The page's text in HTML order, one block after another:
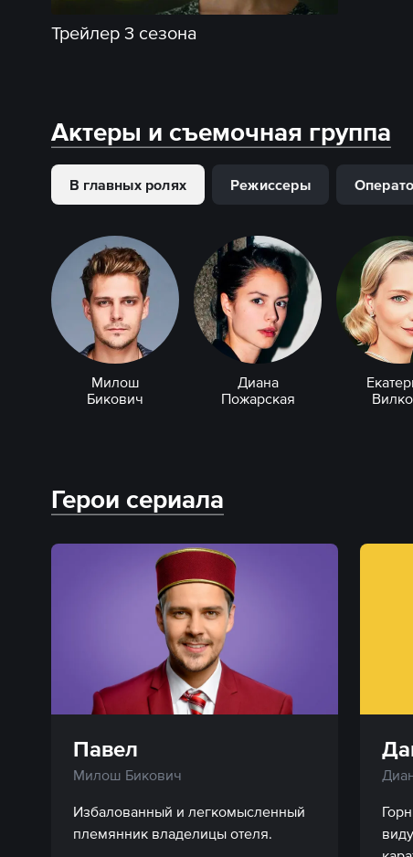
Трейлер 3 сезона
Актеры и съемочная группа
В главных ролях Режиссеры
Милош
Бикович
Диана
Пожарская
Герои сериала
Павел
Милош Бикович
Избалованный и легкомысленный